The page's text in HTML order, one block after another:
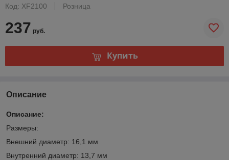
Код: XF2100
Розница
237 руб.
Купить
Описание
Описание:
Размеры:
Внешний диаметр: 16,1 мм
Внутренний диаметр: 13,7 мм